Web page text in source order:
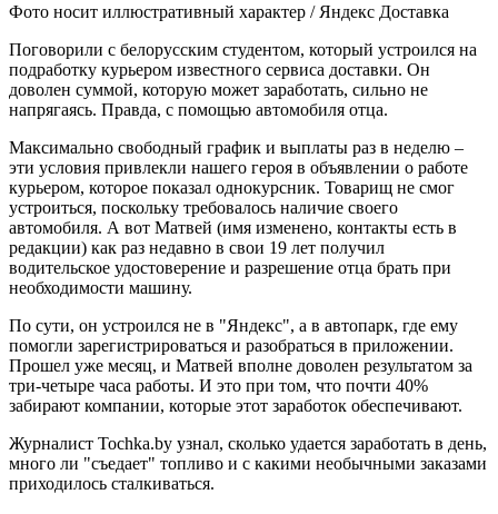
Фото носит иллюстративный характер / Яндекс Доставка
Поговорили с белорусским студентом, который устроился на
подработку курьером известного сервиса доставки. Он
доволен суммой, которую может заработать, сильно не
напрягаясь. Правда, с помощью автомобиля отца.
Максимально свободный график и выплаты раз в неделю –
эти условия привлекли нашего героя в объявлении о работе
курьером, которое показал однокурсник. Товарищ не смог
устроиться, поскольку требовалось наличие своего
автомобиля. А вот Матвей (имя изменено, контакты есть в
редакции) как раз недавно в свои 19 лет получил
водительское удостоверение и разрешение отца брать при
необходимости машину.
По сути, он устроился не в "Яндекс", а в автопарк, где ему
помогли зарегистрироваться и разобраться в приложении.
Прошел уже месяц, и Матвей вполне доволен результатом за
три-четыре часа работы. И это при том, что почти 40%
забирают компании, которые этот заработок обеспечивают.
Журналист Tochka.by узнал, сколько удается заработать в день,
много ли "съедает" топливо и с какими необычными заказами
приходилось сталкиваться.